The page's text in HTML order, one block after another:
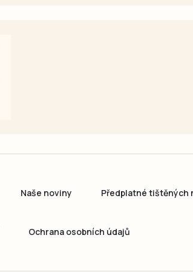
Naše noviny Předplatné tištěných
Ochrana osobních údajů